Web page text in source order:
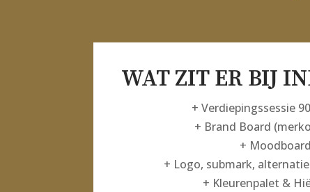
WAT ZIT ER BIJ
+ Verdiepingssessie
+ Brand Board
+ Moodboard
+ Logo, submark,
+ Kleurenpalet &